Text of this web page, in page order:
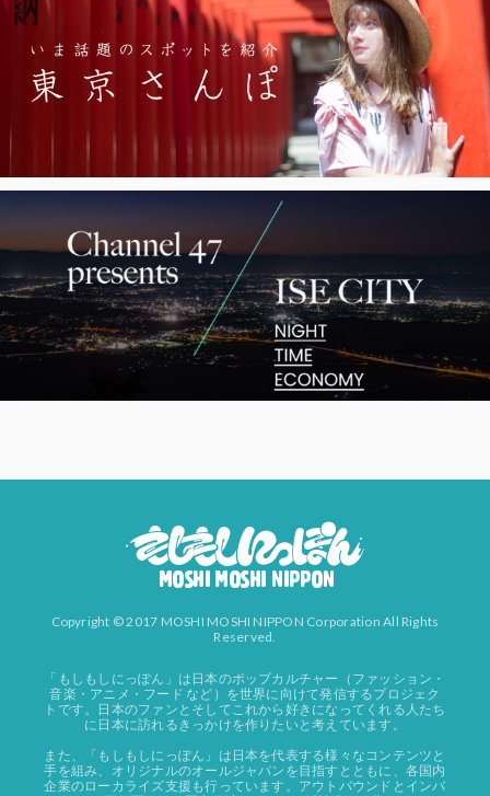
Copyright © 2017 MOSHI MOSHI NIPPON Corporation All Rights
Reserved.
「もしもしにっぽん」は日本のポップカルチャー（ファッション・
音楽・アニメ・フード など）を世界に向けて発信するプロジェク
トです。日本のファンとそしてこれから好きになってくれる人たち
に日本に訪れるきっかけを作りたいと考えています。
また、「もしもしにっぽん」は日本を代表する様々なコンテンツと
手を組み、オリジナルのオールジャパンを目指すとともに、各国内
企業のローカライズ支援も行っています。アウトバウンドとインバ